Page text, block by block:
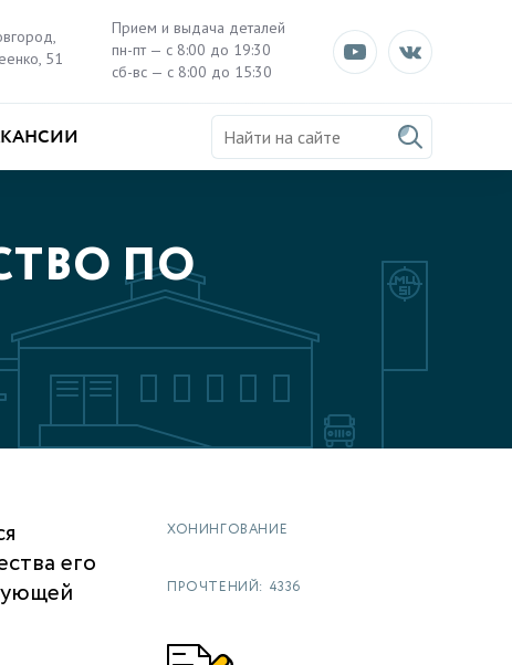
51
Прием и выдача деталей
пн-пт — с 8:00 до 19:30
сб-вс — с 8:00 до 15:30
ПО
его
ХОНИНГОВАНИЕ
ПРОЧТЕНИЙ: 4336